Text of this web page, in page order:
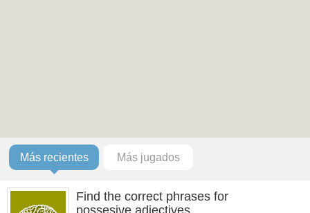
Más recientes Más jugados
Find the correct phrases for
possesive adjectives